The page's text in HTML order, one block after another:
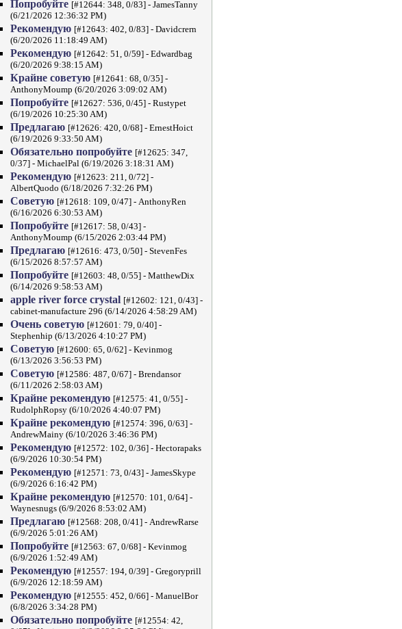
Попробуйте [#12644: 348, 0/83] - JamesTanny
(6/21/2026 12:36:32 PM)
Рекомендую [#12643: 402, 0/83] - Davidcrern
(6/20/2026 11:18:49 AM)
Рекомендую [#12642: 51, 0/59] - Edwardbag
(6/20/2026 9:38:15 AM)
Крайне советую [#12641: 68, 0/35] -
AnthonyMoump (6/20/2026 3:09:02 AM)
Попробуйте [#12627: 536, 0/45] - Rustypet
(6/19/2026 10:25:30 AM)
Предлагаю [#12626: 420, 0/68] - ErnestHoict
(6/19/2026 9:33:50 AM)
Обязательно попробуйте [#12625: 347,
0/37] - MichaelPal (6/19/2026 3:18:31 AM)
Рекомендую [#12623: 211, 0/72] -
AlbertQuodo (6/18/2026 7:32:26 PM)
Советую [#12618: 109, 0/47] - AnthonyRen
(6/16/2026 6:30:53 AM)
Попробуйте [#12617: 58, 0/43] -
AnthonyMoump (6/15/2026 2:03:44 PM)
Предлагаю [#12616: 473, 0/50] - StevenFes
(6/15/2026 8:57:57 AM)
Попробуйте [#12603: 48, 0/55] - MatthewDix
(6/14/2026 9:58:53 AM)
apple river force crystal [#12602: 121, 0/43] -
cabinet-manufacture 296 (6/14/2026 4:58:29 AM)
Очень советую [#12601: 79, 0/40] -
Stephenhip (6/13/2026 4:10:27 PM)
Советую [#12600: 65, 0/62] - Kevinmog
(6/13/2026 3:56:53 PM)
Советую [#12586: 487, 0/67] - Brendansor
(6/11/2026 2:58:03 AM)
Крайне рекомендую [#12575: 41, 0/55] -
RudolphRopsy (6/10/2026 4:40:07 PM)
Крайне рекомендую [#12574: 396, 0/63] -
AndrewMainy (6/10/2026 3:46:36 PM)
Рекомендую [#12572: 102, 0/36] - Hectorapaks
(6/9/2026 10:30:54 PM)
Рекомендую [#12571: 73, 0/43] - JamesSkype
(6/9/2026 6:16:42 PM)
Крайне рекомендую [#12570: 101, 0/64] -
Waynesnugs (6/9/2026 8:53:02 AM)
Предлагаю [#12568: 208, 0/41] - AndrewRarse
(6/9/2026 5:01:26 AM)
Попробуйте [#12563: 67, 0/68] - Kevinmog
(6/9/2026 1:52:49 AM)
Рекомендую [#12557: 194, 0/39] - Gregoryprill
(6/9/2026 12:18:59 AM)
Рекомендую [#12555: 452, 0/66] - ManuelBor
(6/8/2026 3:34:28 PM)
Обязательно попробуйте [#12554: 42,